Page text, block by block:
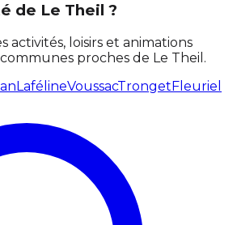
de Le Theil ?
activités, loisirs et animations
proches de Le Theil.
LafélineVoussacTrongetFleuriel